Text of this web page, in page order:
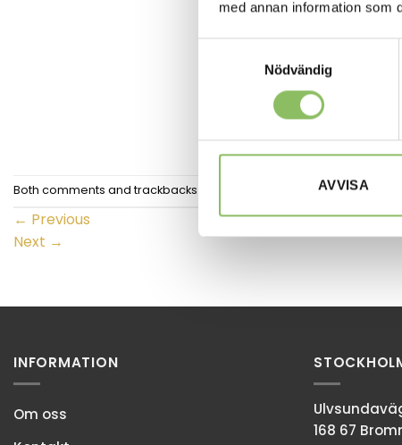
med annan information som
Nödvändig
AVVISA
Both comments and trackbacks are currently closed.
← Previous
Next →
INFORMATION
Om oss
168 67